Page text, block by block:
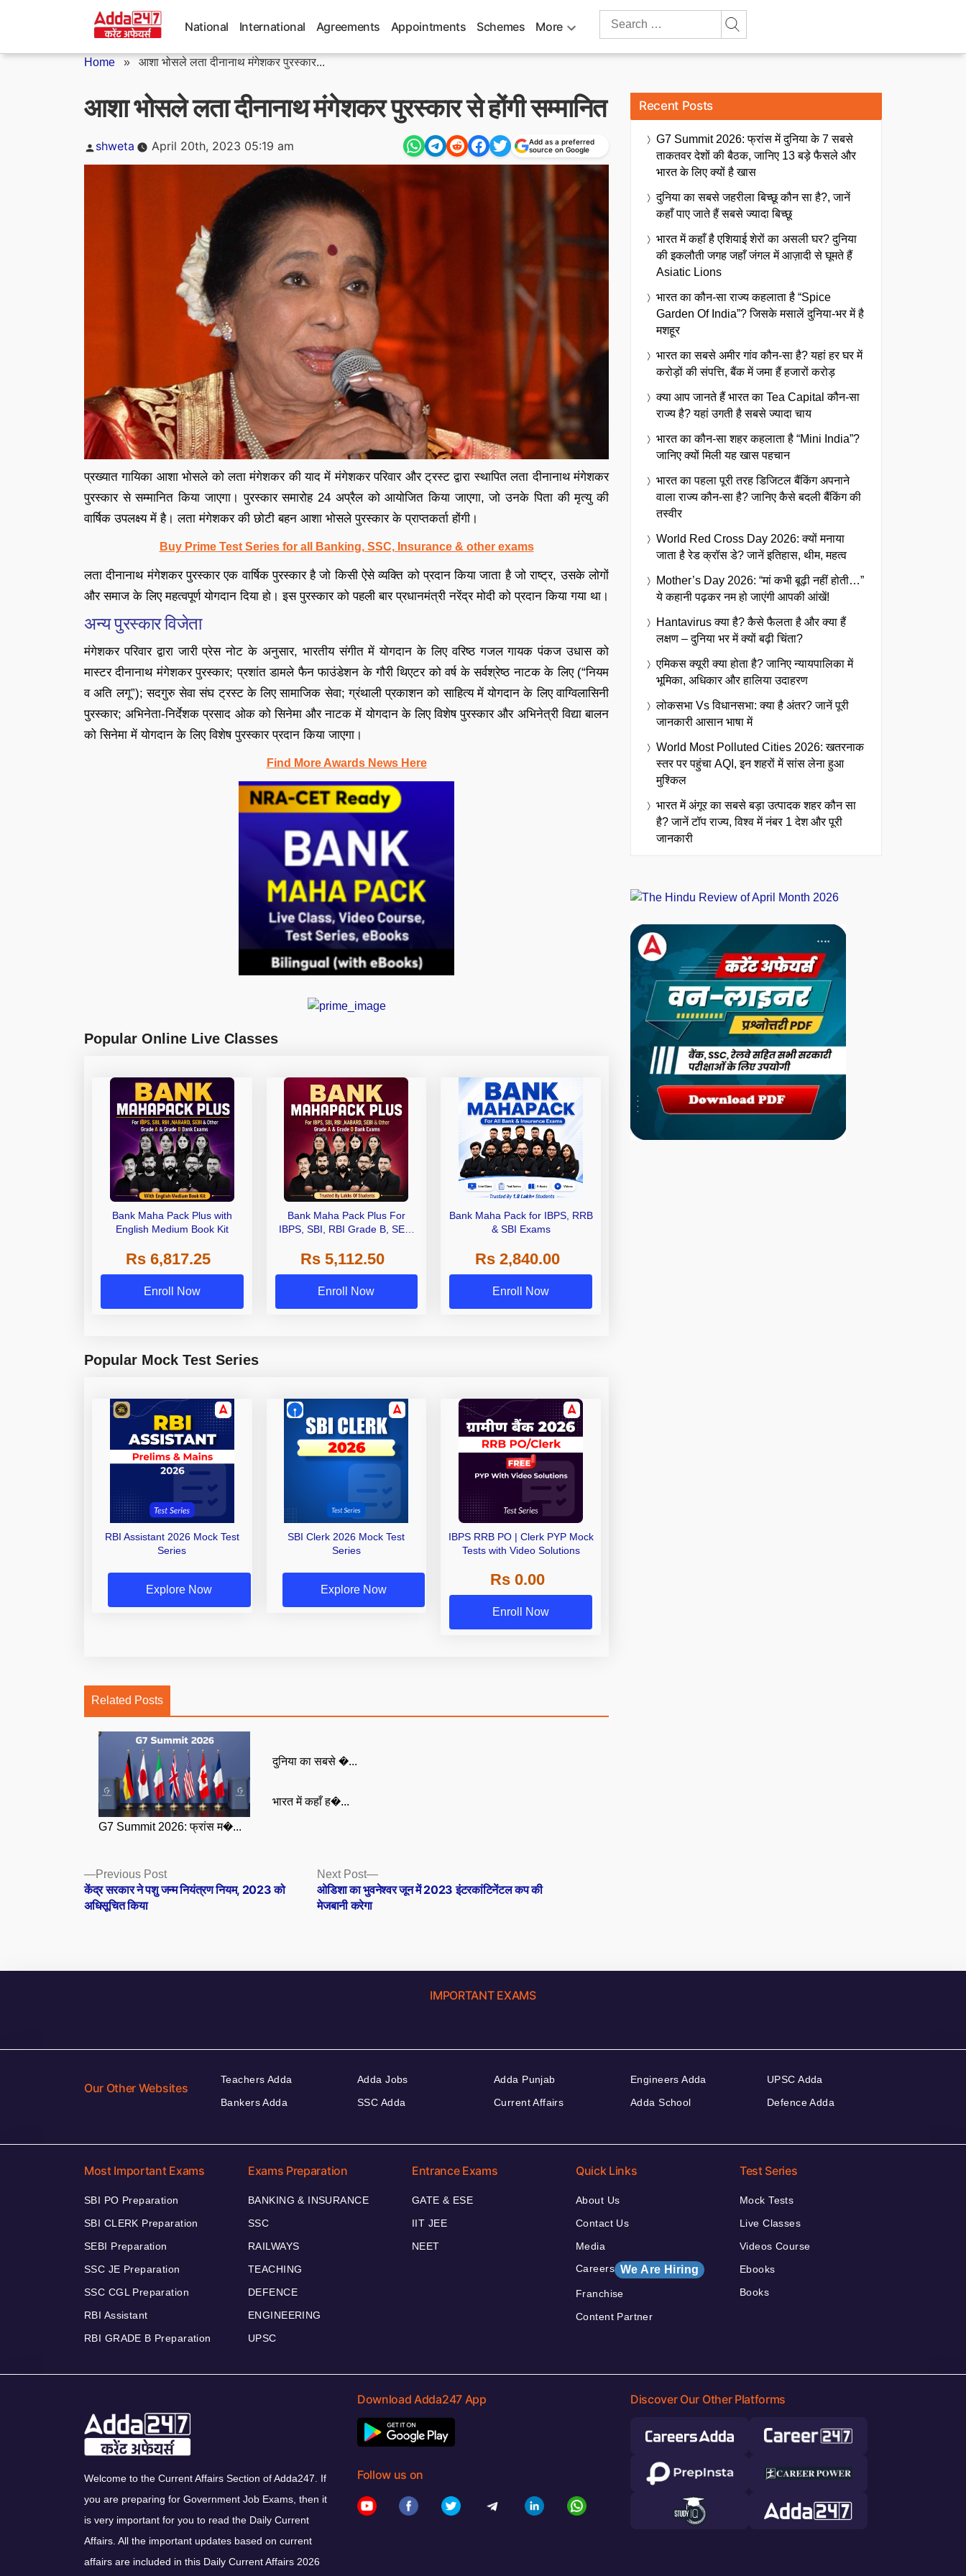
National International Agreements Appointments Schemes More
Search
Home » आशा भोसले लता दीनानाथ मंगेशकर पुरस्कार...
आशा भोसले लता दीनानाथ मंगेशकर पुरस्कार से होंगी सम्मानित
Posted
shweta April 20th, 2023 05:19 am
Add as a preferred
source on Google
प्रख्यात गायिका आशा भोसले को लता मंगेशकर की याद में मंगेशकर परिवार और ट्रस्ट द्वारा स्थापित लता दीनानाथ मंगेशकर
पुरस्कार से सम्मानित किया जाएगा। पुरस्कार समारोह 24 अप्रैल को आयोजित किया जाएगा, जो उनके पिता की मृत्यु की
वार्षिक उपलक्ष्य में है। लता मंगेशकर की छोटी बहन आशा भोसले पुरस्कार के प्राप्तकर्ता होंगी।
Buy Prime Test Series for all Banking, SSC, Insurance & other exams
लता दीनानाथ मंगेशकर पुरस्कार एक वार्षिक पुरस्कार है जो किसी ऐसे व्यक्ति को प्रदान किया जाता है जो राष्ट्र, उसके लोगों
और समाज के लिए महत्वपूर्ण योगदान दिया हो। इस पुरस्कार को पहली बार प्रधानमंत्री नरेंद्र मोदी को प्रदान किया गया था।
अन्य पुरस्कार विजेता
मंगेशकर परिवार द्वारा जारी प्रेस नोट के अनुसार, भारतीय संगीत में योगदान के लिए वरिष्ठ गजल गायक पंकज उधास को
मास्टर दीनानाथ मंगेशकर पुरस्कार; प्रशांत डामले फैन फाउंडेशन के गौरी थिएटर को वर्ष के सर्वश्रेष्ठ नाटक के लिए (“नियम
व अति लगू”); सदगुरु सेवा संघ ट्रस्ट के लिए सामाजिक सेवा; ग्रंथाली प्रकाशन को साहित्य में योगदान के लिए वाग्विलासिनी
पुरस्कार; अभिनेता-निर्देशक प्रसाद ओक को सिनेमा और नाटक में योगदान के लिए विशेष पुरस्कार और अभिनेत्री विद्या बालन
को सिनेमा में योगदान के लिए विशेष पुरस्कार प्रदान किया जाएगा।
Find More Awards News Here
Popular Online Live Classes
Bank Maha Pack Plus with
English Medium Book Kit
Rs 6,817.25
Enroll Now
Bank Maha Pack Plus For
IBPS, SBI, RBI Grade B, SEBI
Other Grade A & Grade B Bank
Exams
Rs 5,112.50
Enroll Now
Bank Maha Pack for IBPS, RRB
& SBI Exams
Rs 2,840.00
Enroll Now
Popular Mock Test Series
RBI Assistant 2026 Mock Test
Series
Explore Now
SBI Clerk 2026 Mock Test
Series
Explore Now
IBPS RRB PO | Clerk PYP Mock
Tests with Video Solutions
Rs 0.00
Enroll Now
Related Posts
G7 Summit 2026: फ्रांस म�...
दुनिया का सबसे �...
भारत में कहाँ ह�...
Posts
navigation
Previous PostPrevious
post:
केंद्र सरकार ने पशु जन्म नियंत्रण नियम, 2023 को
अधिसूचित किया
Next Post
Next
post:
ओडिशा का भुवनेश्वर जून में 2023 इंटरकांटिनेंटल कप की
मेजबानी करेगा
Recent Posts
G7 Summit 2026: फ्रांस में दुनिया के 7 सबसे
ताकतवर देशों की बैठक, जानिए 13 बड़े फैसले और
भारत के लिए क्यों है खास
दुनिया का सबसे जहरीला बिच्छू कौन सा है?, जानें
कहाँ पाए जाते हैं सबसे ज्यादा बिच्छू
भारत में कहाँ है एशियाई शेरों का असली घर? दुनिया
की इकलौती जगह जहाँ जंगल में आज़ादी से घूमते हैं
Asiatic Lions
भारत का कौन-सा राज्य कहलाता है “Spice
Garden Of India”? जिसके मसालें दुनिया-भर में है
मशहूर
भारत का सबसे अमीर गांव कौन-सा है? यहां हर घर में
करोड़ों की संपत्ति, बैंक में जमा हैं हजारों करोड़
क्या आप जानते हैं भारत का Tea Capital कौन-सा
राज्य है? यहां उगती है सबसे ज्यादा चाय
भारत का कौन-सा शहर कहलाता है “Mini India”?
जानिए क्यों मिली यह खास पहचान
भारत का पहला पूरी तरह डिजिटल बैंकिंग अपनाने
वाला राज्य कौन-सा है? जानिए कैसे बदली बैंकिंग की
तस्वीर
World Red Cross Day 2026: क्यों मनाया
जाता है रेड क्रॉस डे? जानें इतिहास, थीम, महत्व
Mother’s Day 2026: “मां कभी बूढ़ी नहीं होती…”
ये कहानी पढ़कर नम हो जाएंगी आपकी आंखें!
Hantavirus क्या है? कैसे फैलता है और क्या हैं
लक्षण – दुनिया भर में क्यों बढ़ी चिंता?
एमिकस क्यूरी क्या होता है? जानिए न्यायपालिका में
भूमिका, अधिकार और हालिया उदाहरण
लोकसभा Vs विधानसभा: क्या है अंतर? जानें पूरी
जानकारी आसान भाषा में
World Most Polluted Cities 2026: खतरनाक
स्तर पर पहुंचा AQI, इन शहरों में सांस लेना हुआ
मुश्किल
भारत में अंगूर का सबसे बड़ा उत्पादक शहर कौन सा
है? जानें टॉप राज्य, विश्व में नंबर 1 देश और पूरी
जानकारी
IMPORTANT EXAMS
Our Other Websites
Teachers Adda
Bankers Adda
Adda Jobs
SSC Adda
Adda Punjab
Current Affairs
Engineers Adda
Adda School
UPSC Adda
Defence Adda
Most Important Exams
SBI PO Preparation
SBI CLERK Preparation
SEBI Preparation
SSC JE Preparation
SSC CGL Preparation
RBI Assistant
RBI GRADE B Preparation
Exams Preparation
BANKING & INSURANCE
SSC
RAILWAYS
TEACHING
DEFENCE
ENGINEERING
UPSC
Entrance Exams
GATE & ESE
IIT JEE
NEET
Quick Links
About Us
Contact Us
Media
Careers We Are Hiring
Franchise
Content Partner
Test Series
Mock Tests
Live Classes
Videos Course
Ebooks
Books
Welcome to the Current Affairs Section of Adda247. If
you are preparing for Government Job Exams, then it
is very important for you to read the Daily Current
Affairs. All the important updates based on current
affairs are included in this Daily Current Affairs 2026
Download Adda247 App
Follow us on
Discover Our Other Platforms